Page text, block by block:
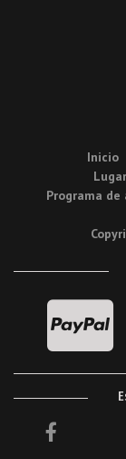
Inicio
Programa